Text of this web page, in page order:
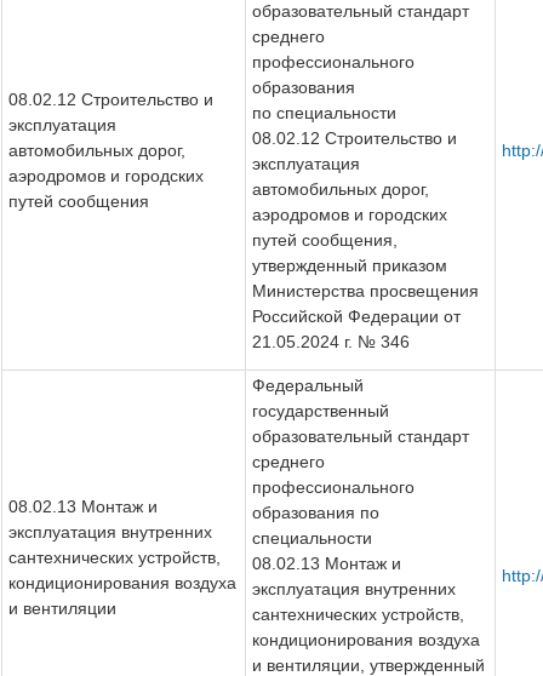
08.02.12 Строительство и
эксплуатация
автомобильных дорог,
аэродромов и городских
путей сообщения
образовательный стандарт
среднего
профессионального
образования
по специальности
08.02.12 Строительство и
эксплуатация
автомобильных дорог,
аэродромов и городских
путей сообщения,
утвержденный приказом
Министерства просвещения
Российской Федерации от
21.05.2024 г. № 346
08.02.13 Монтаж и
эксплуатация внутренних
сантехнических устройств,
кондиционирования воздуха
и вентиляции
Федеральный
государственный
образовательный стандарт
среднего
профессионального
образования по
специальности
08.02.13 Монтаж и
эксплуатация внутренних
сантехнических устройств,
кондиционирования воздуха
и вентиляции, утвержденный